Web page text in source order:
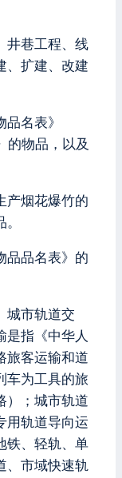
井巷工程、线
、扩建、改建
名表》
的物品，以及
产烟花爆竹的
品品名表》的
城市轨道交
是指《中华人
旅客运输和道
车为工具的旅
）；城市轨道
用轨道导向运
铁、轻轨、单
、市域快速轨